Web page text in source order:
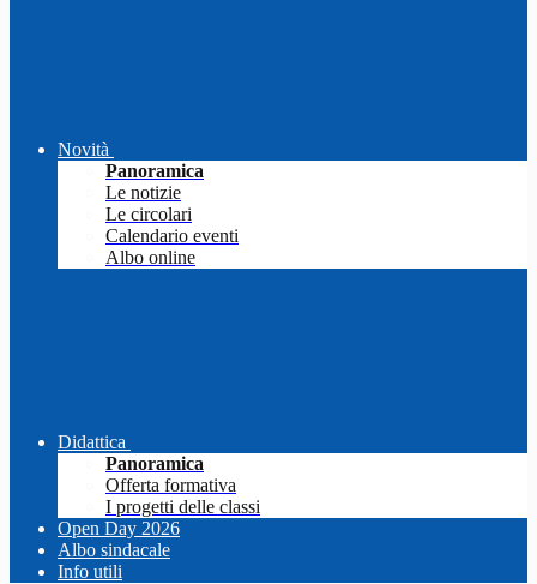
Novità
Panoramica
Le notizie
Le circolari
Calendario eventi
Albo online
Didattica
Panoramica
Offerta formativa
I progetti delle classi
Open Day 2026
Albo sindacale
Info utili